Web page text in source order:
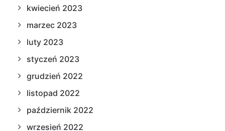
kwiecień 2023
marzec 2023
luty 2023
styczeń 2023
grudzień 2022
listopad 2022
październik 2022
wrzesień 2022